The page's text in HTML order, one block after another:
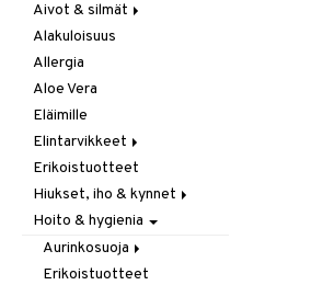
Aivot & silmät
Muisti
Rasvahapot
Silmät
Alakuloisuus
Allergia
Aloe Vera
Eläimille
Elintarvikkeet
Hedelmät & pähkinät
Itäminen
Jauhot & leivonta
Juomat
Kookos
Erikoistuotteet
Hiukset, iho & kynnet
Aurinko & pigmentti
Hiukset
Ravintolisät
Hoito & hygienia
Aurinkosuoja
Aftersun-tuotteet
Erikoistuotteet